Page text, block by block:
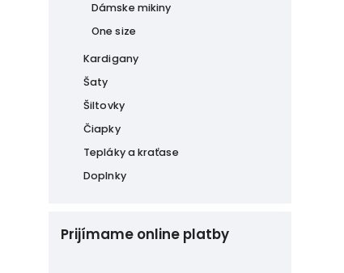
Dámske mikiny
One size
Kardigany
Šaty
Šiltovky
Čiapky
Tepláky a kraťase
Doplnky
Prijímame online platby